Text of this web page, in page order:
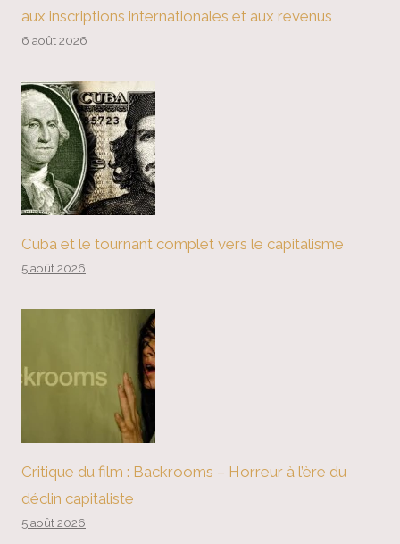
aux inscriptions internationales et aux revenus
6 août 2026
Cuba et le tournant complet vers le capitalisme
5 août 2026
Critique du film : Backrooms – Horreur à l’ère du
déclin capitaliste
5 août 2026